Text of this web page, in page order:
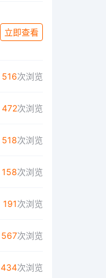
立即查看
516次浏览
472次浏览
518次浏览
158次浏览
191次浏览
567次浏览
434次浏览